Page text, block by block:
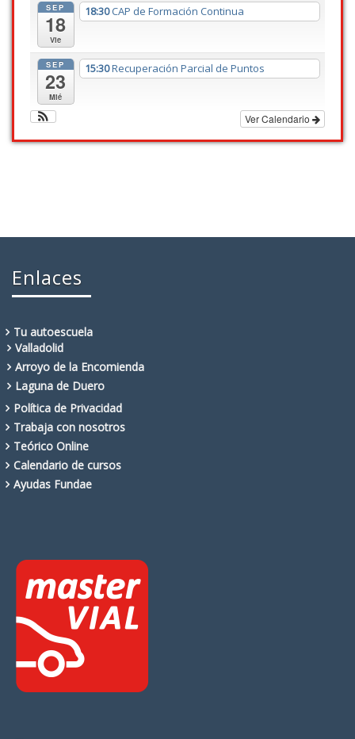
SEP
18
Vie
18:30CAP de Formación Continua
SEP
23
Mié
15:30Recuperación Parcial de Puntos
Ver Calendario
Enlaces
Tu autoescuela
Valladolid
Arroyo de la Encomienda
Laguna de Duero
Política de Privacidad
Trabaja con nosotros
Teórico Online
Calendario de cursos
Ayudas Fundae